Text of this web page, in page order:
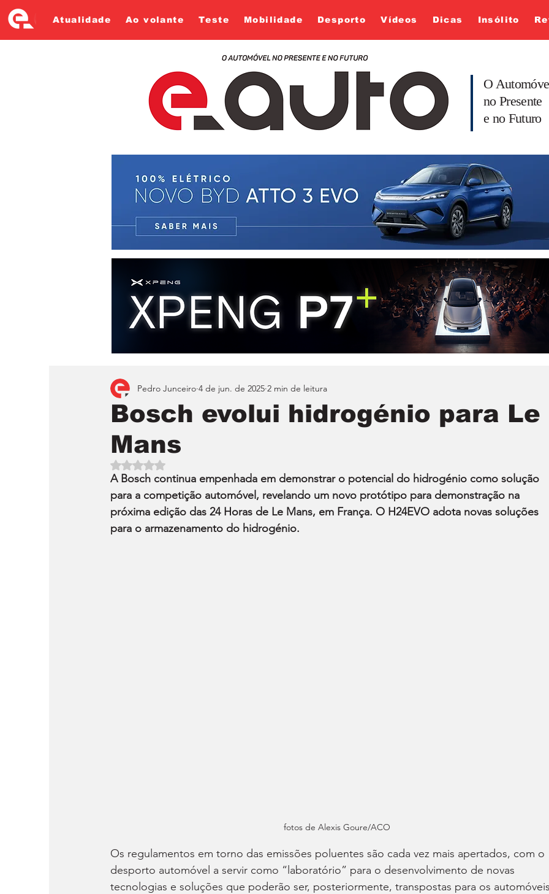
Atualidade Ao volante Teste Mobilidade Desporto Vídeos Dicas Insólito
O
no Presente
e no Futuro
Bosch evolui hidrogénio para Le
Mans
Pedro Junceiro 4 de jun. de 2025 2 min de leitura
Avaliado com NaN de 5 estrelas.
A Bosch continua empenhada em demonstrar o potencial do hidrogénio como solução
para a competição automóvel, revelando um novo protótipo para demonstração na
próxima edição das 24 Horas de Le Mans, em França. O H24EVO adota novas soluções
para o armazenamento do hidrogénio.
fotos de Alexis Goure/ACO
Os regulamentos em torno das emissões poluentes são cada vez mais apertados, com o
desporto automóvel a servir como “laboratório” para o desenvolvimento de novas
tecnologias e soluções que poderão ser, posteriormente, transpostas para os automóveis